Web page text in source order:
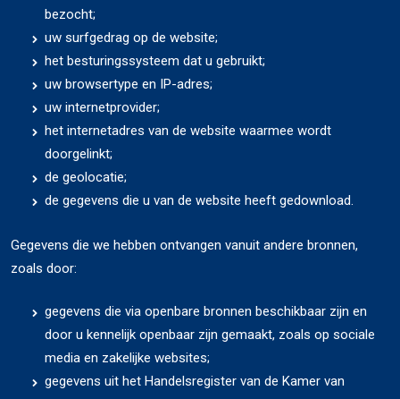
bezocht;
uw surfgedrag op de website;
het besturingssysteem dat u gebruikt;
uw browsertype en IP-adres;
uw internetprovider;
het internetadres van de website waarmee wordt
doorgelinkt;
de geolocatie;
de gegevens die u van de website heeft gedownload.
Gegevens die we hebben ontvangen vanuit andere bronnen,
zoals door:
gegevens die via openbare bronnen beschikbaar zijn en
door u kennelijk openbaar zijn gemaakt, zoals op sociale
media en zakelijke websites;
gegevens uit het Handelsregister van de Kamer van